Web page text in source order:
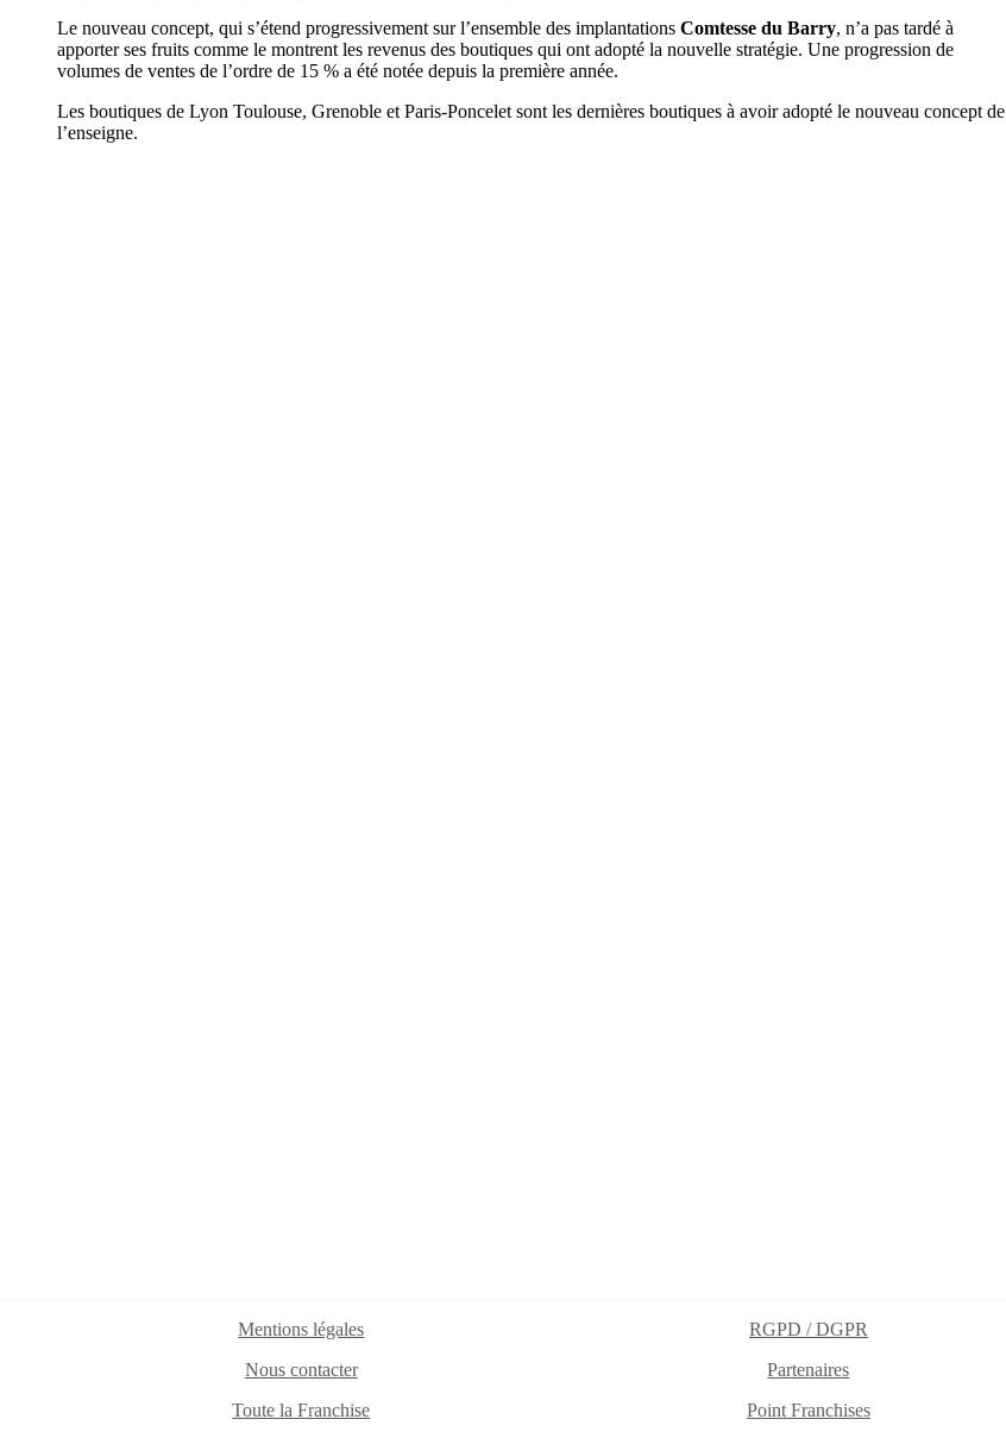
Le nouveau concept, qui s’étend progressivement sur l’ensemble des implantations Comtesse du Barry, n’a pas tardé à
apporter ses fruits comme le montrent les revenus des boutiques qui ont adopté la nouvelle stratégie. Une progression de
volumes de ventes de l’ordre de 15 % a été notée depuis la première année.
Les boutiques de Lyon Toulouse, Grenoble et Paris-Poncelet sont les dernières boutiques à avoir adopté le nouveau concept de
l’enseigne.
Mentions légales RGPD / DGPR
Nous contacter
Partenaires
Toute la Franchise
Point Franchises